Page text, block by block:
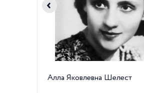
Алла Яковлевна Шелест